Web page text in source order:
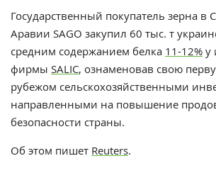
Государственный покупатель зерна в
Аравии SAGO закупил 60 тыс. т
средним содержанием белка 11-12% у
фирмы SALIC, ознаменовав свою
рубежом сельскохозяйственными
направленными на повышение
безопасности страны.
Об этом пишет Reuters.